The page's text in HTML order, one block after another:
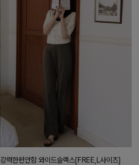
강력한편안함 와이드슬랙스[FREE,L사이즈]